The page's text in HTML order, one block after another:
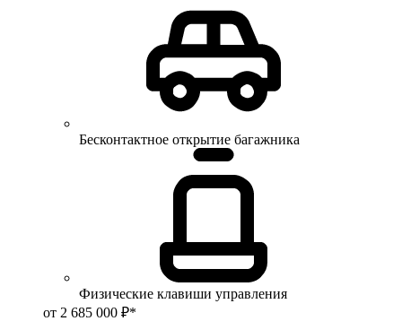
Бесконтактное открытие багажника
Физические клавиши управления
от 2 685 000 ₽*